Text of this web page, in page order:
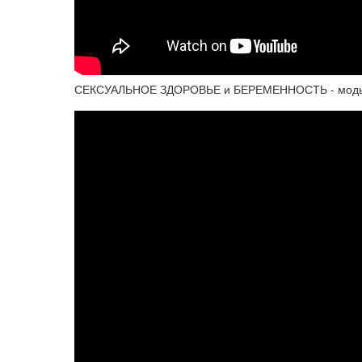
СЕКСУАЛЬНОЕ ЗДОРОВЬЕ и БЕРЕМЕННОСТЬ -